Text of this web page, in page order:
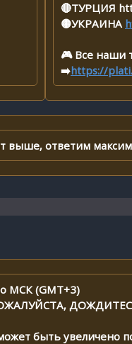
🔴ТУРЦИЯ
🟡УКРАИНА
🎮 Все наши
➡️https://
выше, ответим
МСК (GMT+3)
быть увеличено